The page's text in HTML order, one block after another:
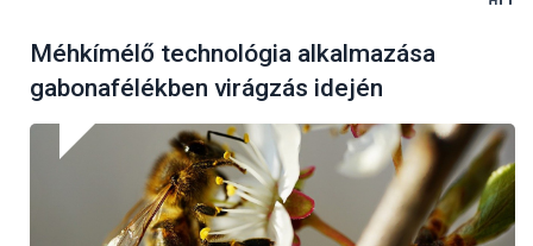
Méhkímélő technológia alkalmazása
gabonafélékben virágzás idején